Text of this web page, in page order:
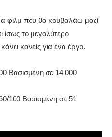
φιλμ που θα κουβαλάω μαζί
ίσως το μεγαλύτερο
κανείς για ένα έργο.
Βασισμένη σε 14.000
100 Βασισμένη σε 51